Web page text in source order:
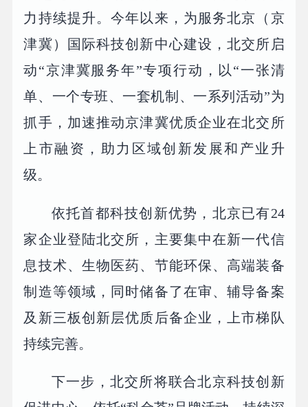
力持续提升。今年以来，为服务北京（京
津冀）国际科技创新中心建设，北交所启
动“京津冀服务年”专项行动，以“一张清
单、一个专班、一套机制、一系列活动”为
抓手，加速推动京津冀优质企业在北交所
上市融资，助力区域创新发展和产业升
级。
依托首都科技创新优势，北京已有24
家企业登陆北交所，主要集中在新一代信
息技术、生物医药、节能环保、高端装备
制造等领域，同时储备了在审、辅导备案
及新三板创新层优质后备企业，上市梯队
持续完善。
下一步，北交所将联合北京科技创新